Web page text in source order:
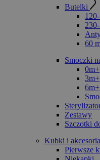
Butelki
60
Smoczki
0m+
3m+
6m+
Zestawy
Szczotki
Kubki i akcesoria
Pierwsze